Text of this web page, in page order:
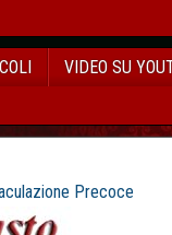
VIDEO SU
Precoce